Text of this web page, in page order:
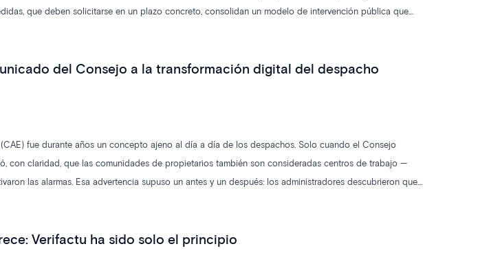
que deben solicitarse en un plazo concreto, consolidan un modelo de intervención pública que
del Consejo a la transformación digital del despacho
fue durante años un concepto ajeno al día a día de los despachos. Solo cuando el Consejo
con claridad, que las comunidades de propietarios también son consideradas centros de trabajo —
las alarmas. Esa advertencia supuso un antes y un después: los administradores descubrieron que
Verifactu ha sido solo el principio